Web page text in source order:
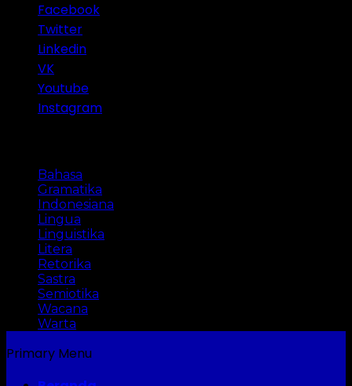
Facebook
Twitter
Linkedin
VK
Youtube
Instagram
Bahasa
Gramatika
Indonesiana
Lingua
Linguistika
Litera
Retorika
Sastra
Semiotika
Wacana
Warta
Primary Menu